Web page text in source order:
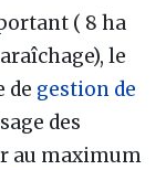
( 8 ha
le
de gestion de
des
au maximum